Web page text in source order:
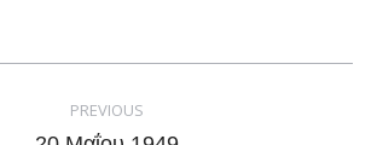
Facebook
X
PinterestLinkedIn
PREVIOUS